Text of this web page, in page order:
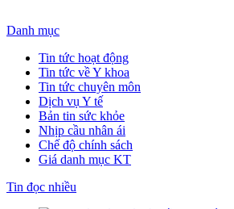
Danh mục
Tin tức hoạt động
Tin tức về Y khoa
Tin tức chuyên môn
Dịch vụ Y tế
Bản tin sức khỏe
Nhịp cầu nhân ái
Chế độ chính sách
Giá danh mục KT
Tin đọc nhiều